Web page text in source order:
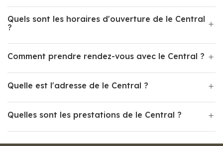
Quels sont les horaires d'ouverture de le Central
?
Comment prendre rendez-vous avec le Central ?
Quelle est l'adresse de le Central ?
Quelles sont les prestations de le Central ?